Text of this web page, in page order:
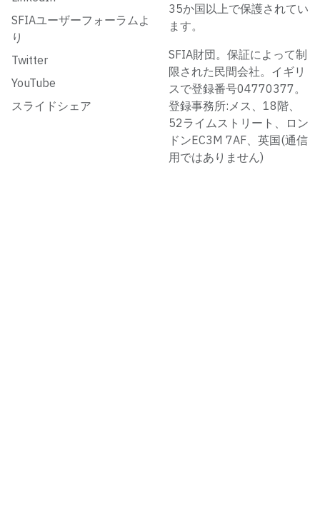
SFIAユーザーフォーラムよ
り
Twitter
YouTube
スライドシェア
35か国以上で保護されてい
ます。
SFIA財団。保証によって制
限された民間会社。イギリ
スで登録番号04770377。
登録事務所:メス、18階、
52ライムストリート、ロン
ドンEC3M 7AF、英国(通信
用ではありません)